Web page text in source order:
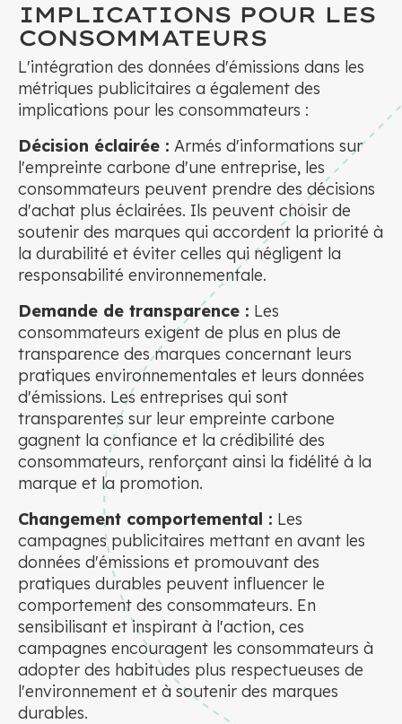
IMPLICATIONS POUR LES
CONSOMMATEURS
L'intégration des données d'émissions dans les
métriques publicitaires a également des
implications pour les consommateurs :
Décision éclairée : Armés d'informations sur
l'empreinte carbone d'une entreprise, les
consommateurs peuvent prendre des décisions
d'achat plus éclairées. Ils peuvent choisir de
soutenir des marques qui accordent la priorité à
la durabilité et éviter celles qui négligent la
responsabilité environnementale.
Demande de transparence : Les
consommateurs exigent de plus en plus de
transparence des marques concernant leurs
pratiques environnementales et leurs données
d'émissions. Les entreprises qui sont
transparentes sur leur empreinte carbone
gagnent la confiance et la crédibilité des
consommateurs, renforçant ainsi la fidélité à la
marque et la promotion.
Changement comportemental : Les
campagnes publicitaires mettant en avant les
données d'émissions et promouvant des
pratiques durables peuvent influencer le
comportement des consommateurs. En
sensibilisant et inspirant à l'action, ces
campagnes encouragent les consommateurs à
adopter des habitudes plus respectueuses de
l'environnement et à soutenir des marques
durables.